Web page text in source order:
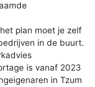
plan moet je zelf
in de buurt.
is vanaf 2023
in Tzum